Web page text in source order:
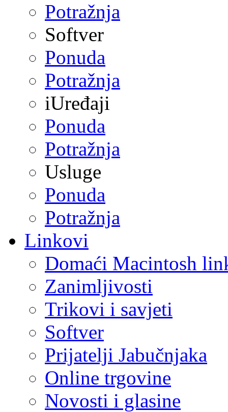
Potražnja
Softver
Ponuda
Potražnja
iUređaji
Ponuda
Potražnja
Usluge
Ponuda
Potražnja
Linkovi
Domaći Macintosh
Zanimljivosti
Trikovi i savjeti
Softver
Prijatelji Jabučnjaka
Online trgovine
Novosti i glasine